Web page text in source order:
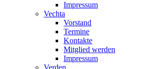
Impressum
Vechta
Vorstand
Termine
Kontakte
Mitglied werden
Impressum
Verden